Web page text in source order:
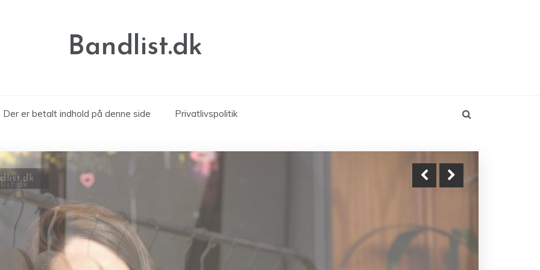
Bandlist.dk
Der er betalt indhold på denne side Privatlivspolitik